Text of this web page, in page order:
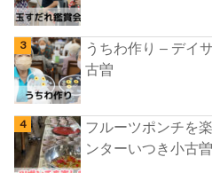
うちわ作り – デイ
古曽
フルーツポンチを
ンターいつき小古曽